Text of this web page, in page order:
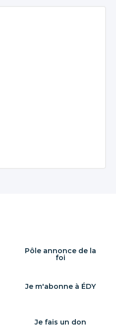
Pôle annonce de la
foi
Je m'abonne à ÉDY
Je fais un don